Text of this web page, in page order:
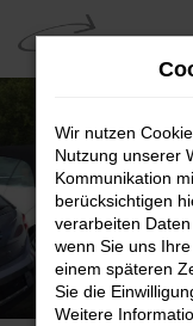
Zum
Hauptinhalt
springen
Unser
Entdecken
Wir nutzen
Nutzung unserer
Kommunikation
berücksichtigen
verarbeiten
wenn Sie uns
einem späteren
Sie die
Weitere